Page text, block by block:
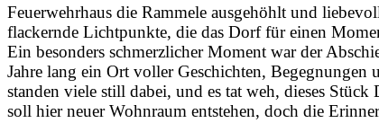
Feuerwehrhaus die Rammele ausgehöhlt und
flackernde Lichtpunkte, die das Dorf für einen
Ein besonders schmerzlicher Moment war der
Jahre lang ein Ort voller Geschichten,
standen viele still dabei, und es tat weh, dieses Stück
soll hier neuer Wohnraum entstehen, doch die